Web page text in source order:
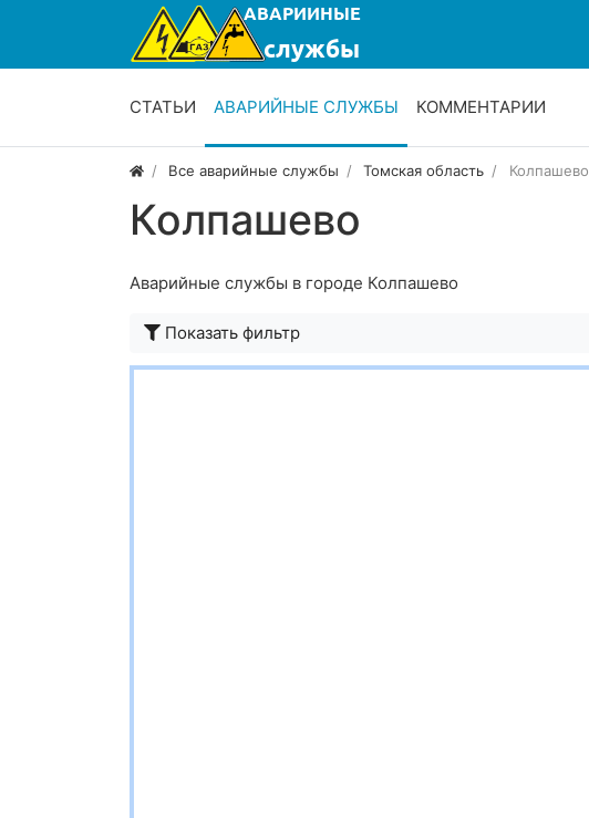
СТАТЬИ АВАРИЙНЫЕ СЛУЖБЫ КОММЕНТАРИИ
Все аварийные службы Томская область Колпашево
Колпашево
Аварийные службы в городе Колпашево
Показать фильтр